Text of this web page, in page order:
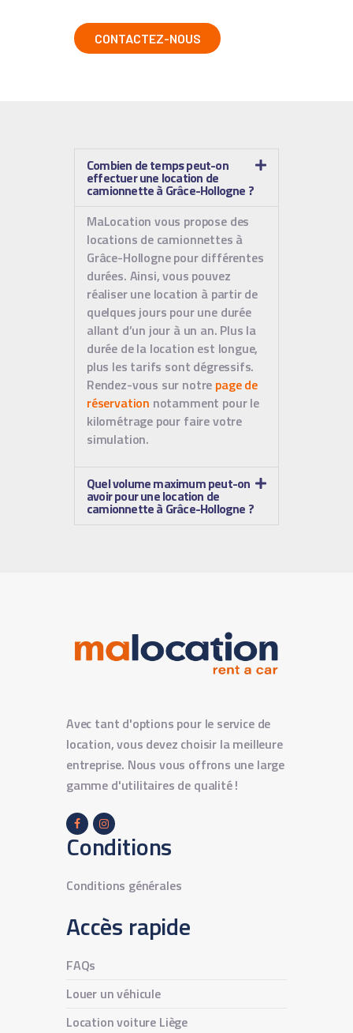
CONTACTEZ-NOUS
Combien de temps peut-on
effectuer une location de
camionnette à Grâce-Hollogne ?
MaLocation vous propose des
locations de camionnettes à
Grâce-Hollogne pour différentes
durées. Ainsi, vous pouvez
réaliser une location à partir de
quelques jours pour une durée
allant d’un jour à un an. Plus la
durée de la location est longue,
plus les tarifs sont dégressifs.
Rendez-vous sur notre page de
réservation notamment pour le
kilométrage pour faire votre
simulation.
Quel volume maximum peut-on
avoir pour une location de
camionnette à Grâce-Hollogne ?
Avec tant d'options pour le service de
location, vous devez choisir la meilleure
entreprise. Nous vous offrons une large
gamme d'utilitaires de qualité !
Conditions
Conditions générales
Accès rapide
FAQs
Louer un véhicule
Location voiture Liège